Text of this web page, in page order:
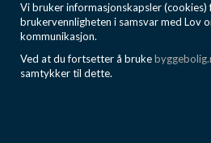
Vi bruker informasjonskapsler (cookies)
brukervennligheten i samsvar med Lov
kommunikasjon.
Ved at du fortsetter å bruke
samtykker til dette.